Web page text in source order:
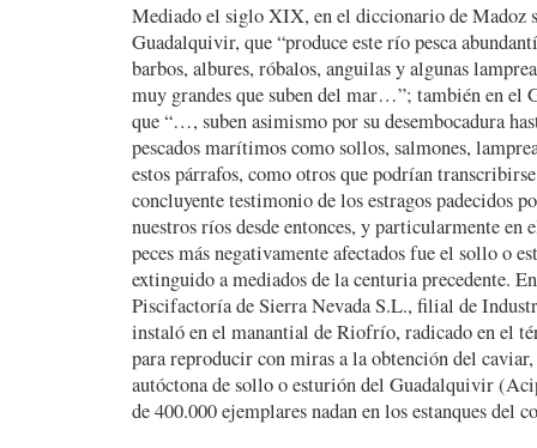
Mediado el siglo XIX, en el diccionario de Madoz
Guadalquivir, que “produce este río pesca
barbos, albures, róbalos, anguilas y algunas
muy grandes que suben del mar…”; también en el
que “…, suben asimismo por su desembocadura
pescados marítimos como sollos, salmones,
estos párrafos, como otros que podrían
concluyente testimonio de los estragos padecidos
nuestros ríos desde entonces, y particularmente
peces más negativamente afectados fue el sollo o
extinguido a mediados de la centuria precedente.
Piscifactoría de Sierra Nevada S.L., filial de
instaló en el manantial de Riofrío, radicado en el
para reproducir con miras a la obtención del
autóctona de sollo o esturión del Guadalquivir
de 400.000 ejemplares nadan en los estanques del